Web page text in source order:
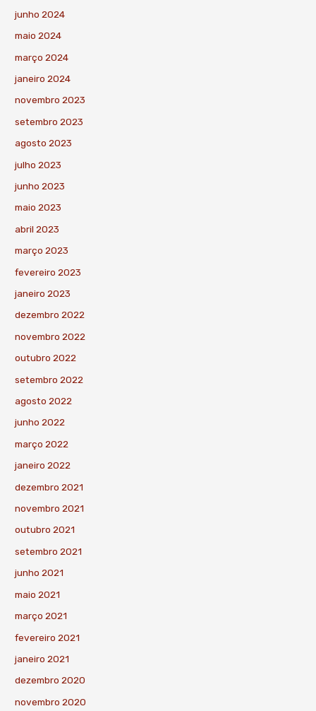
junho 2024
maio 2024
março 2024
janeiro 2024
novembro 2023
setembro 2023
agosto 2023
julho 2023
junho 2023
maio 2023
abril 2023
março 2023
fevereiro 2023
janeiro 2023
dezembro 2022
novembro 2022
outubro 2022
setembro 2022
agosto 2022
junho 2022
março 2022
janeiro 2022
dezembro 2021
novembro 2021
outubro 2021
setembro 2021
junho 2021
maio 2021
março 2021
fevereiro 2021
janeiro 2021
dezembro 2020
novembro 2020